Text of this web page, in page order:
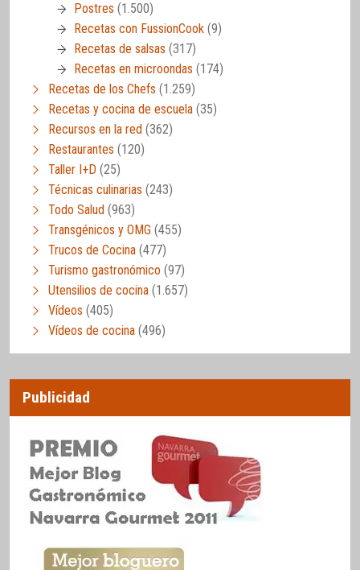
Postres (1.500)
Recetas con FussionCook (9)
Recetas de salsas (317)
Recetas en microondas (174)
Recetas de los Chefs (1.259)
Recetas y cocina de escuela (35)
Recursos en la red (362)
Restaurantes (120)
Taller I+D (25)
Técnicas culinarias (243)
Todo Salud (963)
Transgénicos y OMG (455)
Trucos de Cocina (477)
Turismo gastronómico (97)
Utensilios de cocina (1.657)
Vídeos (405)
Vídeos de cocina (496)
Publicidad